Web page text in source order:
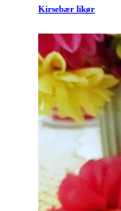
Kirsebær likør